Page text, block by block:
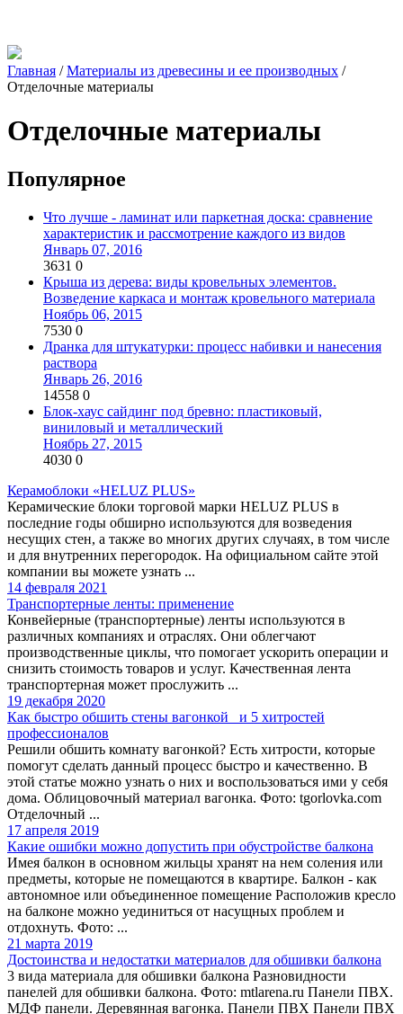
Главная /Материалы из древесины и ее производных /
Отделочные материалы
Отделочные материалы
Популярное
Что лучше - ламинат или паркетная доска: сравнение
характеристик и рассмотрение каждого из видов
Январь 07, 2016
3631 0
Крыша из дерева: виды кровельных элементов.
Возведение каркаса и монтаж кровельного материала
Ноябрь 06, 2015
7530 0
Дранка для штукатурки: процесс набивки и нанесения
раствора
Январь 26, 2016
14558 0
Блок-хаус сайдинг под бревно: пластиковый,
виниловый и металлический
Ноябрь 27, 2015
4030 0
Керамоблоки «HELUZ PLUS»
Керамические блоки торговой марки HELUZ PLUS в
последние годы обширно используются для возведения
несущих стен, а также во многих других случаях, в том числе
и для внутренних перегородок. На официальном сайте этой
компании вы можете узнать ...
14 февраля 2021
Транспортерные ленты: применение
Конвейерные (транспортерные) ленты используются в
различных компаниях и отраслях. Они облегчают
производственные циклы, что помогает ускорить операции и
снизить стоимость товаров и услуг. Качественная лента
транспортерная может прослужить ...
19 декабря 2020
Как быстро обшить стены вагонкой и 5 хитростей
профессионалов
Решили обшить комнату вагонкой? Есть хитрости, которые
помогут сделать данный процесс быстро и качественно. В
этой статье можно узнать о них и воспользоваться ими у себя
дома. Облицовочный материал вагонка. Фото: tgorlovka.com
Отделочный ...
17 апреля 2019
Какие ошибки можно допустить при обустройстве балкона
Имея балкон в основном жильцы хранят на нем соления или
предметы, которые не помещаются в квартире. Балкон - как
автономное или объединенное помещение Расположив кресло
на балконе можно уединиться от насущных проблем и
отдохнуть. Фото: ...
21 марта 2019
Достоинства и недостатки материалов для обшивки балкона
3 вида материала для обшивки балкона Разновидности
панелей для обшивки балкона. Фото: mtlarena.ru Панели ПВХ.
МДФ панели. Деревянная вагонка. Панели ПВХ Панели ПВХ